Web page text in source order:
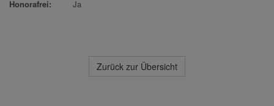
Honorafrei:
Ja
Zurück zur Übersicht